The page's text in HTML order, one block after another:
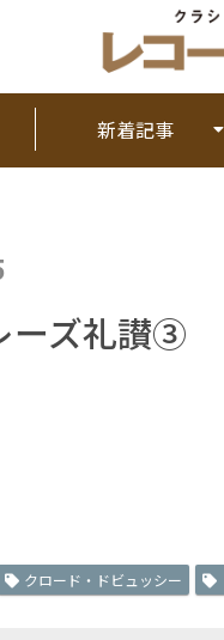
新着記事
ーズ礼讃③
クロード・ドビュッシー